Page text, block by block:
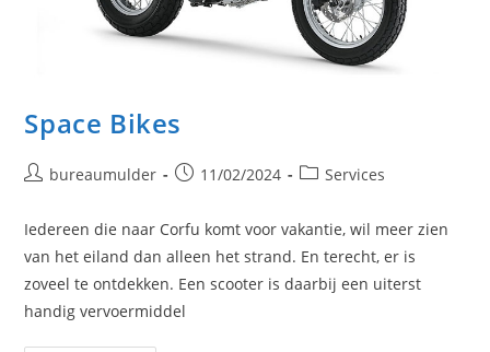
Space Bikes
Berichtbureaumulder
Bericht
op:
11/02/2024 Berichtcategorie:
Services
Iedereen die naar Corfu komt voor vakantie, wil meer zien
van het eiland dan alleen het strand. En terecht, er is
zoveel te ontdekken. Een scooter is daarbij een uiterst
handig vervoermiddel